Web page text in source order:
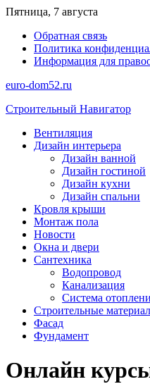
Перейти
содержимому
Пятница, 7 августа
Обратная связь
Политика
Информация для
euro-dom52.ru
Строительный Навигатор
Вентиляция
Дизайн интерьера
Дизайн ванной
Дизайн гостиной
Дизайн кухни
Дизайн спальни
Кровля крыши
Монтаж пола
Новости
Окна и двери
Сантехника
Водопровод
Канализация
Система
Строительные
Фасад
Фундамент
Онлайн